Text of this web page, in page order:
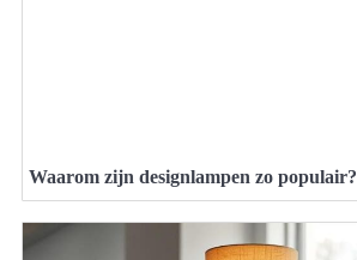
Waarom zijn designlampen zo populair?